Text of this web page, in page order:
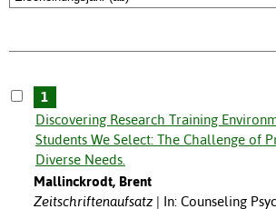
1
Discovering Research Training
Students We Select: The Challenge of
Diverse Needs.
Mallinckrodt, Brent
Zeitschriftenaufsatz
In: Counseling